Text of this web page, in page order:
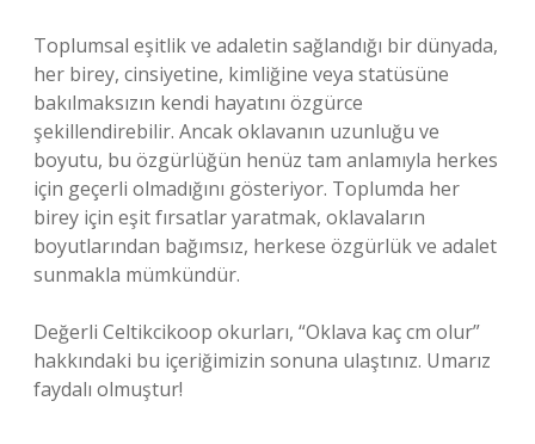
Toplumsal eşitlik ve adaletin sağlandığı bir dünyada,
her birey, cinsiyetine, kimliğine veya statüsüne
bakılmaksızın kendi hayatını özgürce
şekillendirebilir. Ancak oklavanın uzunluğu ve
boyutu, bu özgürlüğün henüz tam anlamıyla herkes
için geçerli olmadığını gösteriyor. Toplumda her
birey için eşit fırsatlar yaratmak, oklavaların
boyutlarından bağımsız, herkese özgürlük ve adalet
sunmakla mümkündür.
Değerli Celtikcikoop okurları, “Oklava kaç cm olur”
hakkındaki bu içeriğimizin sonuna ulaştınız. Umarız
faydalı olmuştur!